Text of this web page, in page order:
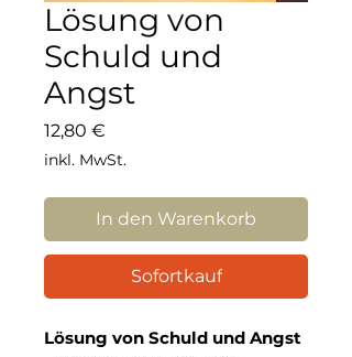
Lösung von
Schuld und
Angst
12,80 €
inkl. MwSt.
In den Warenkorb
Sofortkauf
Lösung von Schuld und Angst